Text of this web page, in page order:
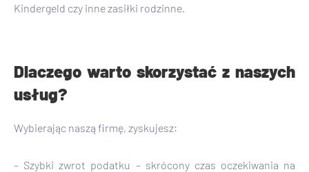
Kindergeld czy inne zasiłki rodzinne.
Dlaczego warto skorzystać z naszych
usług?
Wybierając naszą firmę, zyskujesz:
– Szybki zwrot podatku – skrócony czas oczekiwania na